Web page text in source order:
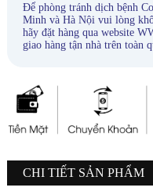
Để phòng tránh dịch bệnh
Minh và Hà Nội vui lòng
hãy đặt hàng qua website
giao hàng tận nhà trên toàn
CHI TIẾT SẢN PHẨM